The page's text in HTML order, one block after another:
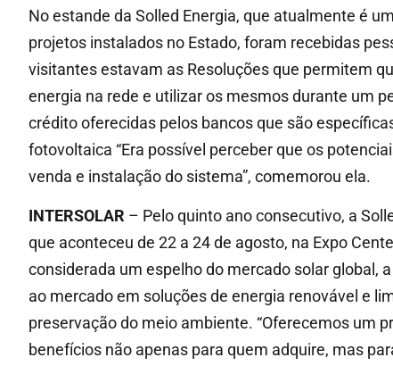
No estande da Solled Energia, que atualmente é
projetos instalados no Estado, foram recebidas
visitantes estavam as Resoluções que permitem
energia na rede e utilizar os mesmos durante um
crédito oferecidas pelos bancos que são
fotovoltaica “Era possível perceber que os
venda e instalação do sistema”, comemorou ela.
INTERSOLAR – Pelo quinto ano consecutivo, a
que aconteceu de 22 a 24 de agosto, na Expo
considerada um espelho do mercado solar global,
ao mercado em soluções de energia renovável e
preservação do meio ambiente. “Oferecemos um
benefícios não apenas para quem adquire, mas